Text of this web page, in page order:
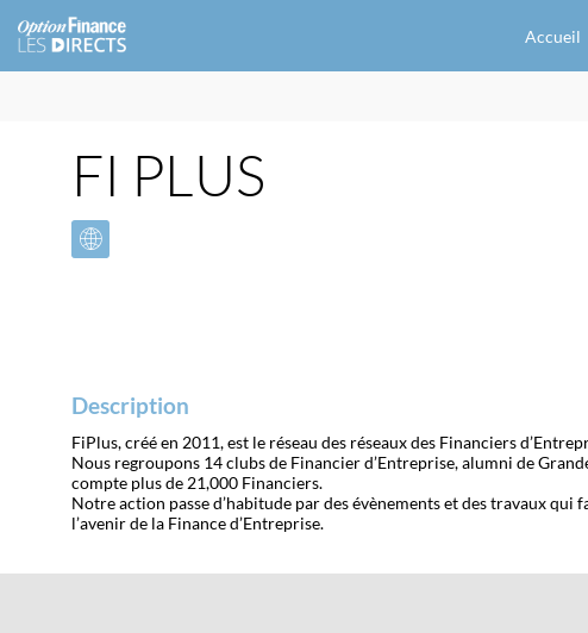
Accueil
FI PLUS
Description
FiPlus, créé en 2011, est le réseau des réseaux des Financiers
Nous regroupons 14 clubs de Financier d’Entreprise, alumni de
compte plus de 21,000 Financiers.
Notre action passe d’habitude par des évènements et des travaux
l’avenir de la Finance d’Entreprise.